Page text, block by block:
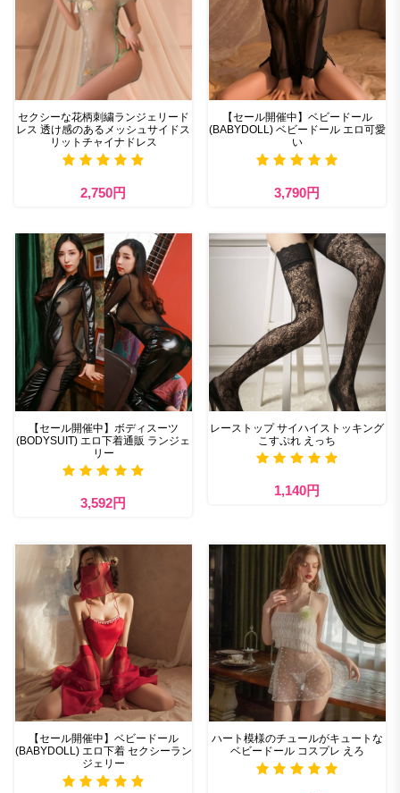
セクシーな花柄刺繍ランジェリード
レス 透け感のあるメッシュサイドス
リットチャイナドレス
2,750円
【セール開催中】ベビードール
(BABYDOLL) ベビードール エロ可愛
い
3,790円
【セール開催中】ボディスーツ
(BODYSUIT) エロ下着通販 ランジェ
リー
3,592円
レーストップ サイハイストッキング
こすぷれ えっち
1,140円
【セール開催中】ベビードール
(BABYDOLL) エロ下着 セクシーラン
ジェリー
ハート模様のチュールがキュートな
ベビードール コスプレ えろ